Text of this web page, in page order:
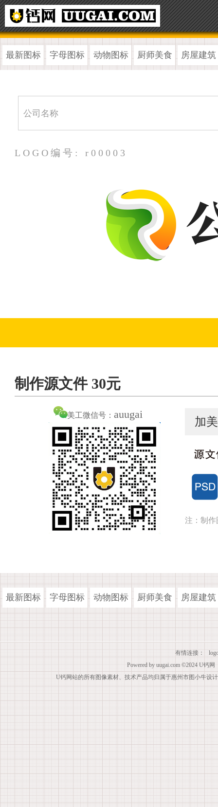
最新图标 字母图标 动物图标 厨师美食 房屋建筑
LOGO编号: r00003
制作源文件 30元
美工微信号： auugai
加
注：制作
最新图标 字母图标 动物图标 厨师美食 房屋建筑
有情连接：
Powered by uugai.com ©2024 U钙网
U钙网站的所有图像素材、技术产品均归属于惠州市图小牛设